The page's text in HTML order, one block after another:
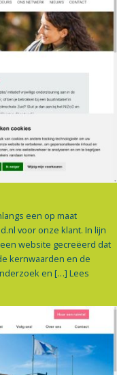
een op maat
voor onze klant. In lijn
website gecreëerd dat
kernwaarden en de
en […] Lees